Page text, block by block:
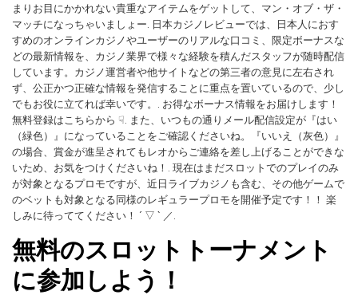
まりお目にかかれない貴重なアイテムをゲットして、マン・オブ・ザ・
マッチになっちゃいましょー. 日本カジノレビューでは、日本人におす
すめのオンラインカジノやユーザーのリアルな口コミ、限定ボーナスな
どの最新情報を、カジノ業界で様々な経験を積んだスタッフが随時配信
しています。カジノ運営者や他サイトなどの第三者の意見に左右され
ず、公正かつ正確な情報を発信することに重点を置いているので、少し
でもお役に立てれば幸いです。. お得なボーナス情報をお届けします！
無料登録はこちらから ☟. また、いつもの通りメール配信設定が『はい
（緑色）』になっていることをご確認くださいね。『いいえ（灰色）』
の場合、賞金が進呈されてもレオからご連絡を差し上げることができな
いため、お気をつけくださいね！. 現在はまだスロットでのプレイのみ
が対象となるプロモですが、近日ライブカジノも含む、その他ゲームで
のベットも対象となる同様のレギュラープロモを開催予定です！！ 楽
しみに待っててください！ ´ ▽ ` ／.
無料のスロットトーナメント
に参加しよう！